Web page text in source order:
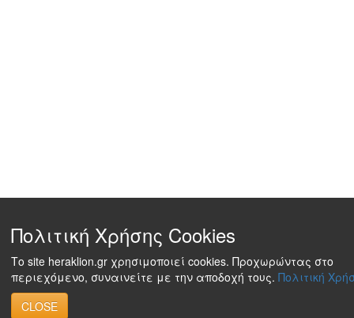
Πολιτική Χρήσης Cookies
Το site heraklion.gr χρησιμοποιεί cookies. Προχωρώντας στο
περιεχόμενο, συναινείτε με την αποδοχή τους. Πολιτική
CLOSE